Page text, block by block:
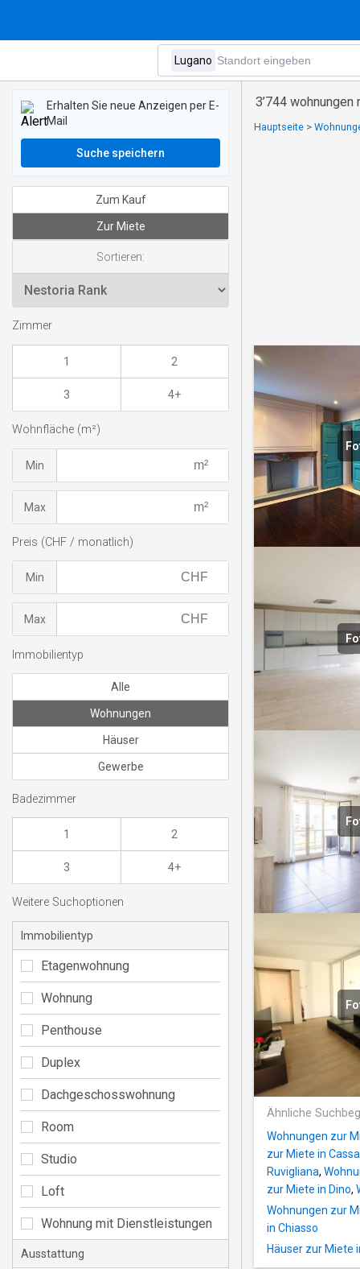
3’744
Hauptseite >
Ähnliche
Wohnungen zur
zur Miete in
Ruvigliana,
zur Miete in Dino,
Wohnungen zur
in Chiasso
Häuser zur Miete
Erhalten Sie neue Anzeigen per E-
Mail
Suche speichern
Zum Kauf
Zur Miete
Sortieren:
Zimmer
1 2
3 4+
Wohnfläche (m²)
Min
Max
Preis (CHF / monatlich)
Min
Max
Immobilientyp
Alle
Wohnungen
Häuser
Gewerbe
Badezimmer
1 2
3 4+
Weitere Suchoptionen
Immobilientyp
Etagenwohnung
Wohnung
Penthouse
Duplex
Dachgeschosswohnung
Room
Studio
Loft
Wohnung mit Dienstleistungen
Ausstattung